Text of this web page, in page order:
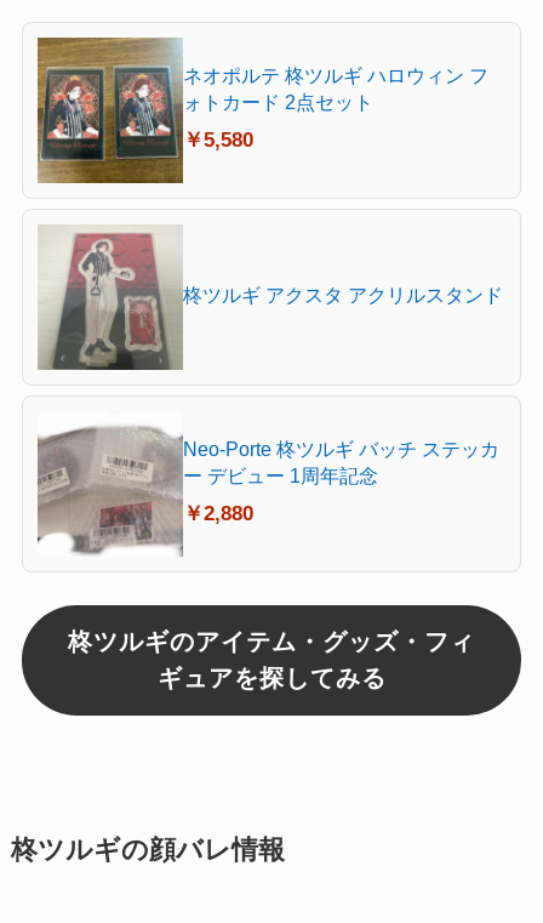
ネオポルテ 柊ツルギ ハロウィン フ
ォトカード 2点セット
￥5,580
柊ツルギ アクスタ アクリルスタンド
Neo-Porte 柊ツルギ バッチ ステッカ
ー デビュー 1周年記念
￥2,880
柊ツルギのアイテム・グッズ・フィ
ギュアを探してみる
柊ツルギの顔バレ情報